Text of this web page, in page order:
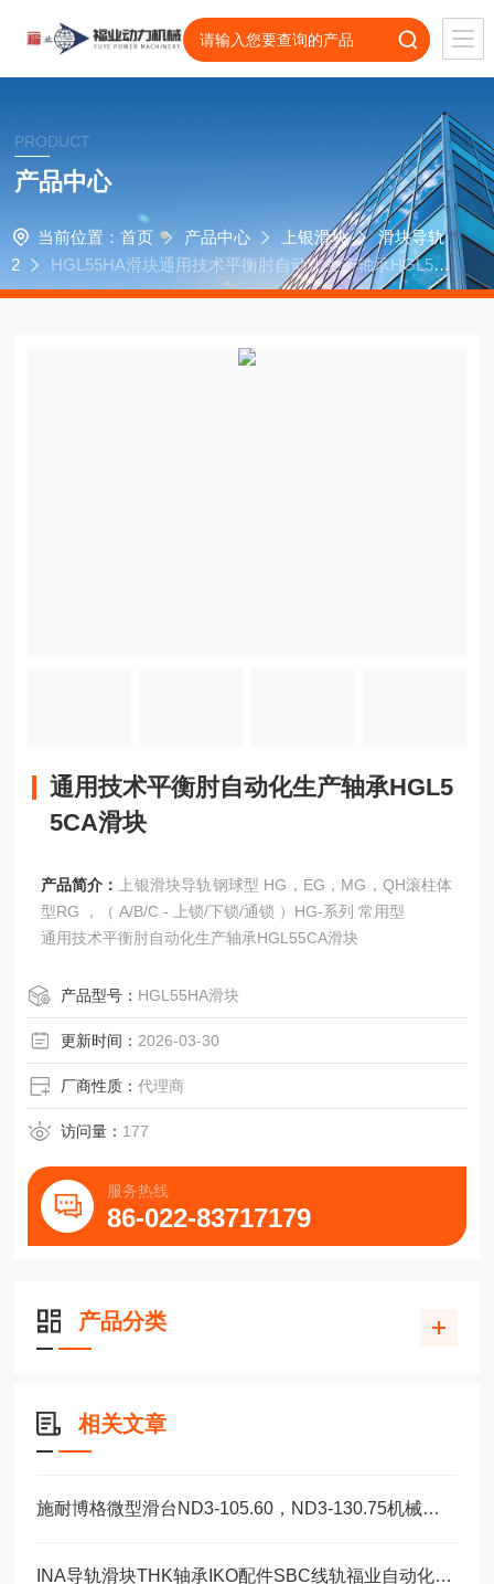
PRODUCT
产品中心
当前位置： 首页 产品中心 上银滑块
滑块导轨
2
HGL55HA滑块通用技术平衡肘自动化生产轴承HGL55
CA滑块
通用技术平衡肘自动化生产轴承HGL5
5CA滑块
产品简介：
上银滑块导轨钢球型 HG，EG，MG，QH滚柱体
型RG ，（ A/B/C - 上锁/下锁/通锁 ）HG-系列 常用型
通用技术平衡肘自动化生产轴承HGL55CA滑块
产品型号： HGL55HA滑块
更新时间： 2026-03-30
厂商性质：代理商
访问量： 177
服务热线
86-022-83717179
产品分类
相关文章
施耐博格微型滑台ND3-105.60，ND3-130.75机械装配轴承
INA导轨滑块THK轴承IKO配件SBC线轨福业自动化选型